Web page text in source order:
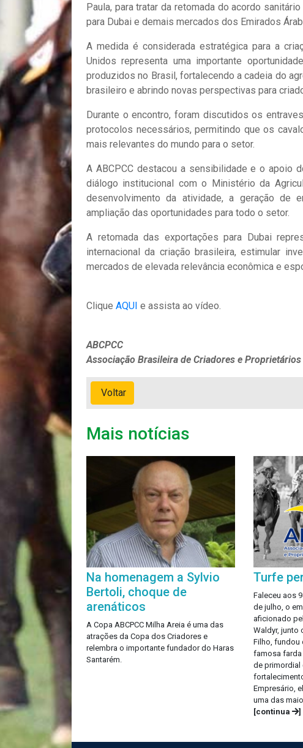
Paula, para tratar da retomada do acordo
para Dubai e demais mercados dos Emirados
A medida é considerada estratégica para a
Unidos representa uma importante
produzidos no Brasil, fortalecendo a cadeia do
brasileiro e abrindo novas perspectivas para
Durante o encontro, foram discutidos os
protocolos necessários, permitindo que os
mais relevantes do mundo para o setor.
A ABCPCC destacou a sensibilidade e o apoio
diálogo institucional com o Ministério da
desenvolvimento da atividade, a geração de
ampliação das oportunidades para todo o setor.
A retomada das exportações para Dubai
internacional da criação brasileira, estimular
mercados de elevada relevância econômica e
Clique AQUI e assista ao vídeo.
ABCPCC
Associação Brasileira de Criadores e
Voltar
Mais notícias
Na homenagem a Sylvio
Bertoli, choque de
arenáticos
A Copa ABCPCC Milha Areia é uma das
atrações da Copa dos Criadores e
relembra o importante fundador do Haras
Santarém.
Turfe
Faleceu aos
de julho, o
aficionado
Waldyr, junto
Filho, fundou
famosa farda
de primordial
Empresário,
uma das
[continua
]